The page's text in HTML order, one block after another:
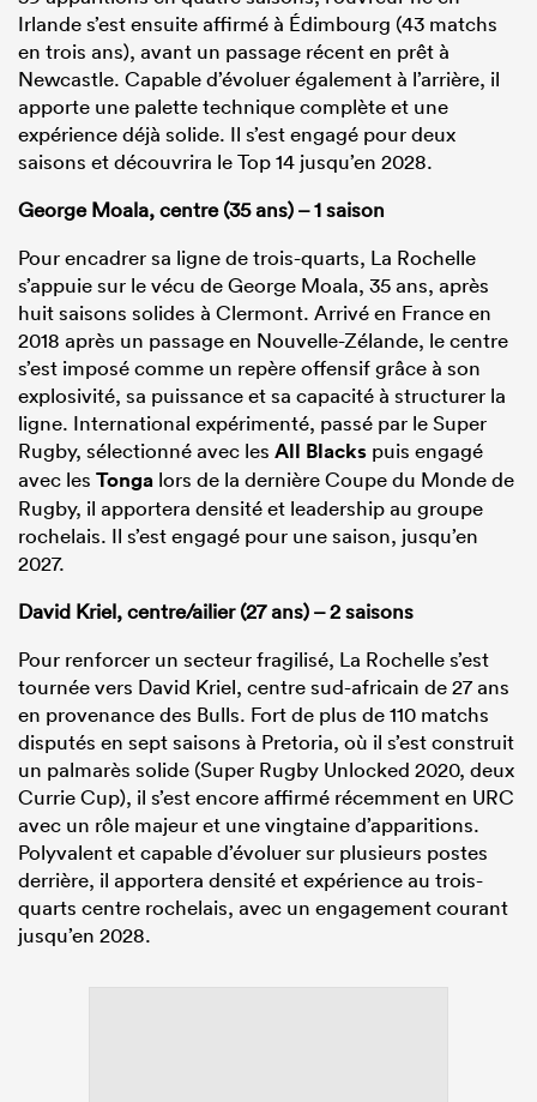
Irlande s’est ensuite affirmé à Édimbourg (43 matchs
en trois ans), avant un passage récent en prêt à
Newcastle. Capable d’évoluer également à l’arrière, il
apporte une palette technique complète et une
expérience déjà solide. Il s’est engagé pour deux
saisons et découvrira le Top 14 jusqu’en 2028.
George Moala, centre (35 ans) – 1 saison
Pour encadrer sa ligne de trois-quarts, La Rochelle
s’appuie sur le vécu de George Moala, 35 ans, après
huit saisons solides à Clermont. Arrivé en France en
2018 après un passage en Nouvelle-Zélande, le centre
s’est imposé comme un repère offensif grâce à son
explosivité, sa puissance et sa capacité à structurer la
ligne. International expérimenté, passé par le Super
Rugby, sélectionné avec les All Blacks puis engagé
avec les Tonga lors de la dernière Coupe du Monde de
Rugby, il apportera densité et leadership au groupe
rochelais. Il s’est engagé pour une saison, jusqu’en
2027.
David Kriel, centre/ailier (27 ans) – 2 saisons
Pour renforcer un secteur fragilisé, La Rochelle s’est
tournée vers David Kriel, centre sud-africain de 27 ans
en provenance des Bulls. Fort de plus de 110 matchs
disputés en sept saisons à Pretoria, où il s’est construit
un palmarès solide (Super Rugby Unlocked 2020, deux
Currie Cup), il s’est encore affirmé récemment en URC
avec un rôle majeur et une vingtaine d’apparitions.
Polyvalent et capable d’évoluer sur plusieurs postes
derrière, il apportera densité et expérience au trois-
quarts centre rochelais, avec un engagement courant
jusqu’en 2028.